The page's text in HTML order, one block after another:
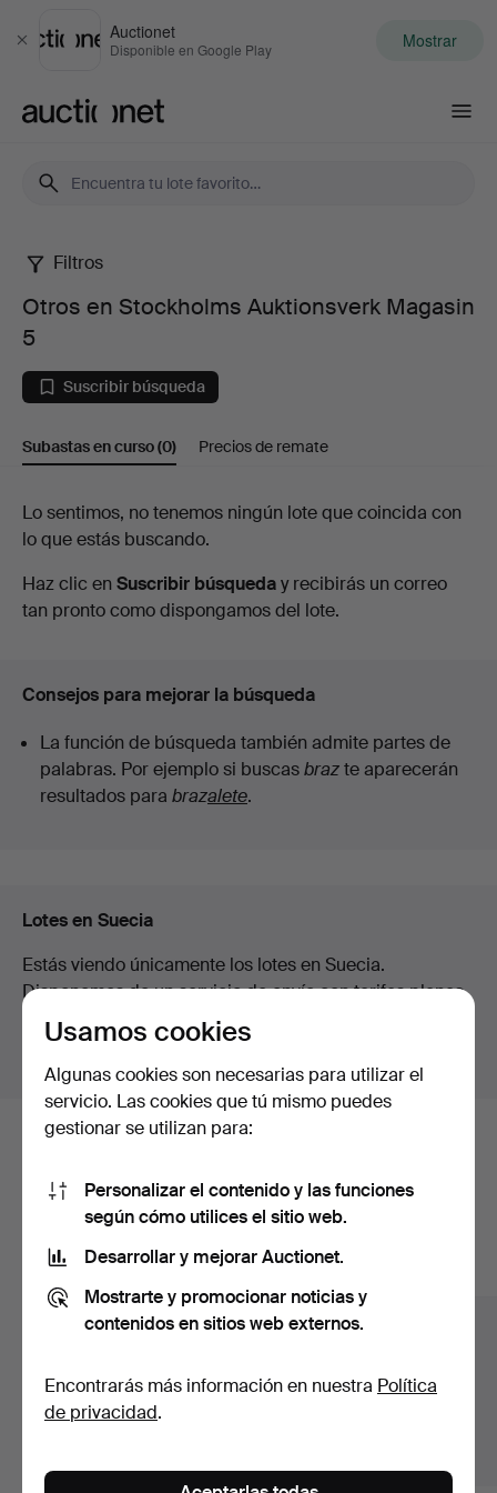
Cerrar
Auctionet
Disponible en Google Play Mostrar
Otros
en
Stockholms
Auktionsverk
Filtros
Otros en Stockholms Auktionsverk Magasin
5
Suscribir búsqueda
Subastas en curso(0) Precios de remate
Subastas
curso
Lo sentimos, no tenemos ningún lote que coincida con
lo que estás buscando.
Haz clic en Suscribir búsqueday recibirás un correo
tan pronto como dispongamos del lote.
Consejos para mejorar la búsqueda
La función de búsqueda también admite partes de
palabras. Por ejemplo si buscasbrazte aparecerán
resultados para brazalete.
Lotes en Suecia
Estás viendo únicamente los lotes en Suecia.
Disponemos de un servicio de envío con tarifas planas
para todas nuestras piezas.
Mostrar lotes fuera de Suecia
nuestro archivo que coinciden con
tu búsqueda.
Mostrar todos los lotes
Usamos cookies
Algunas cookies son necesarias para utilizar el
servicio. Las cookies que tú mismo puedes
gestionar se utilizan para:
Personalizar el contenido y las funciones
según cómo utilices el sitio web.
Desarrollar y mejorar Auctionet.
Mostrarte y promocionar noticias y
contenidos en sitios web externos.
Encontrarás más información en nuestra Política
de privacidad.